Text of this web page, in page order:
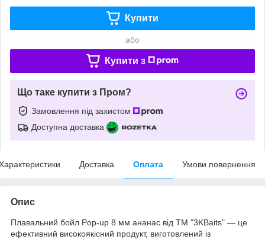
Купити
або
Купити з
Що таке купити з Пром?
Замовлення під захистом
Доступна доставка
Доставка Оплата Умови повернення
Опис
Плавальний бойл Pop-up 8 мм ананас від ТМ "3KBaits" — це
ефективний високоякісний продукт, виготовлений із